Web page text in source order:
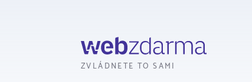
ZVLÁDNETE TO SAMI